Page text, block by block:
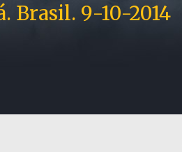
Brasil. 9-10-2014